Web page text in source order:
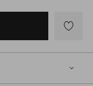
aan